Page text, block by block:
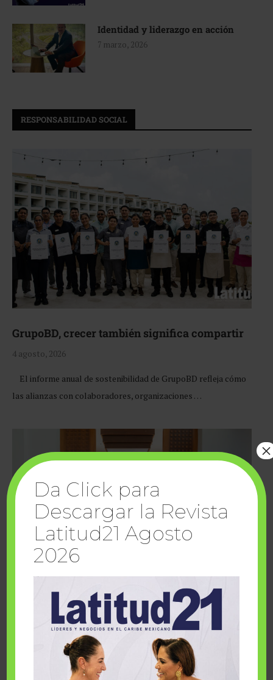
Identidad y liderazgo en acción
7 marzo, 2026
RESPONSABILIDAD SOCIAL
GrupoBD, crecer también significa compartir
4 agosto, 2026
El informe anual de sostenibilidad de GrupoBD refleja cómo
las alianzas con colaboradores, organizaciones …
Cuando la solidaridad inspira; cumplen
sueños Fairmont Mayakoba y Make-A-Wish
Da Click para
Descargar la Revista
Latitud21 Agosto
2026
×